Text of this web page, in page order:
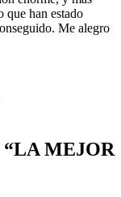
que han estado
Me alegro
MEJOR